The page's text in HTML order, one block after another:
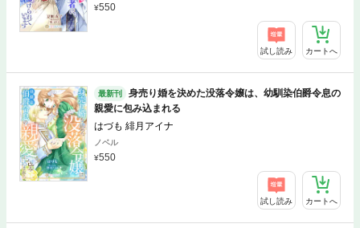
550
試し読み カートへ
最新刊
身売り婚を決めた没落令嬢は、幼馴染伯爵令息の
親愛に包み込まれる
はづも 緋月アイナ
ノベル
550
試し読み カートへ